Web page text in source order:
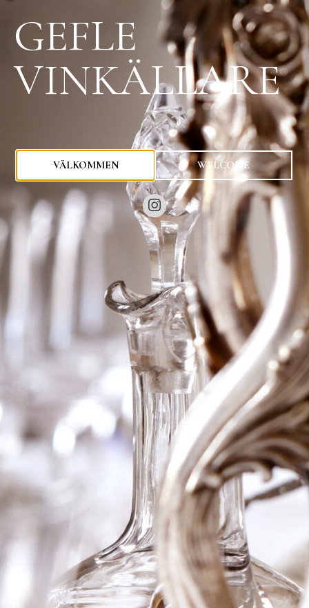
kr
2005 Ch Barde-
GEFLE
VINKÄLLARE
VÄLKOMMEN WELCOME